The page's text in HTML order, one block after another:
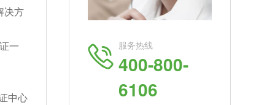
服务热线
400-800-
6106
决方
一
心